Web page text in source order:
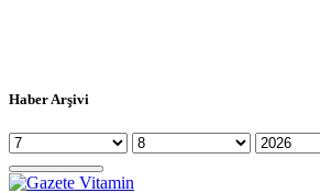
Haber Arşivi